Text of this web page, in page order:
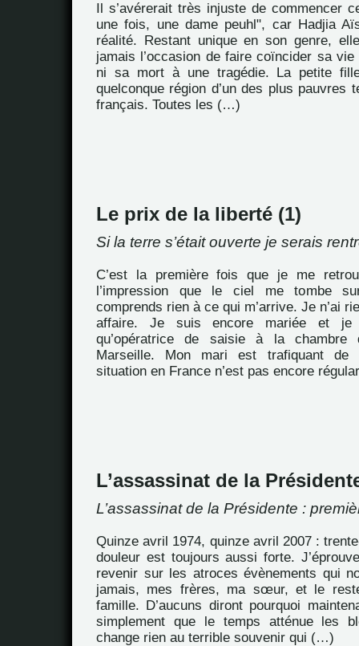
Il s’avérerait très injuste de commencer
une fois, une dame peuhl", car Hadjia
réalité. Restant unique en son genre,
jamais l’occasion de faire coïncider sa
ni sa mort à une tragédie. La petite
quelconque région d’un des plus pauvres
français. Toutes les (…)
Le prix de la liberté (1)
Si la terre s’était ouverte je serais
C’est la première fois que je me
l’impression que le ciel me tombe
comprends rien à ce qui m’arrive. Je n’ai
affaire. Je suis encore mariée et je
qu’opératrice de saisie à la chambre
Marseille. Mon mari est trafiquant de
situation en France n’est pas encore
L’assassinat de la
L’assassinat de la Présidente :
Quinze avril 1974, quinze avril 2007 :
douleur est toujours aussi forte.
revenir sur les atroces évènements qui
jamais, mes frères, ma sœur, et le
famille. D’aucuns diront pourquoi
simplement que le temps atténue les
change rien au terrible souvenir qui (…)